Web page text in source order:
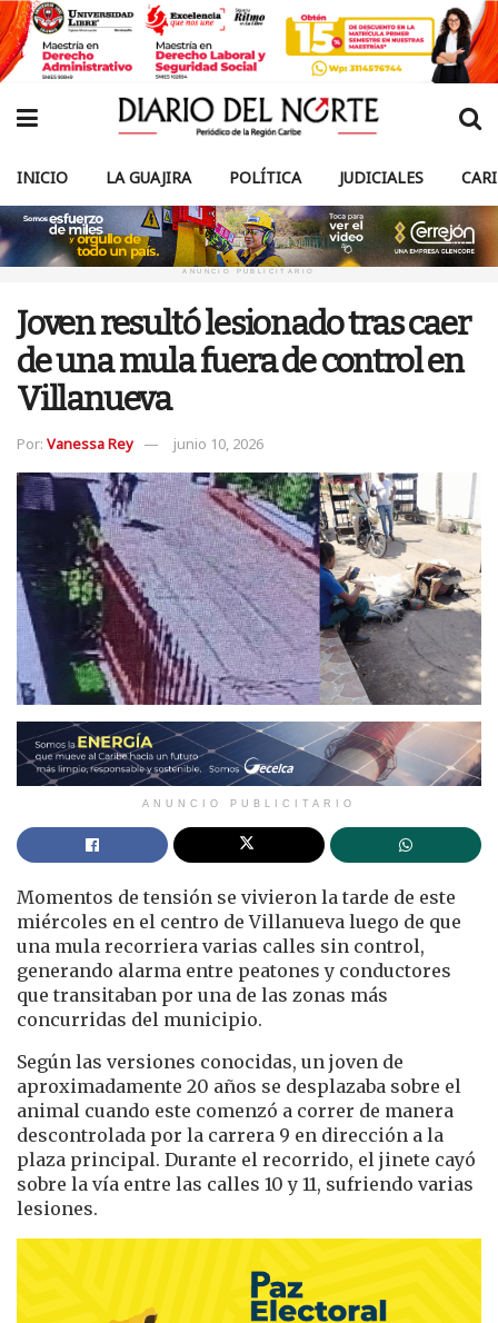
INICIO LA GUAJIRA POLÍTICA JUDICIALES
ANUNCIO PUBLICITARIO
Joven resultó lesionado tras caer
de una mula fuera de control en
Villanueva
Por: Vanessa Rey junio 10, 2026
ANUNCIO PUBLICITARIO
Momentos de tensión se vivieron la tarde de este
miércoles en el centro de Villanueva luego de que
una mula recorriera varias calles sin control,
generando alarma entre peatones y conductores
que transitaban por una de las zonas más
concurridas del municipio.
Según las versiones conocidas, un joven de
aproximadamente 20 años se desplazaba sobre el
animal cuando este comenzó a correr de manera
descontrolada por la carrera 9 en dirección a la
plaza principal. Durante el recorrido, el jinete cayó
sobre la vía entre las calles 10 y 11, sufriendo varias
lesiones.